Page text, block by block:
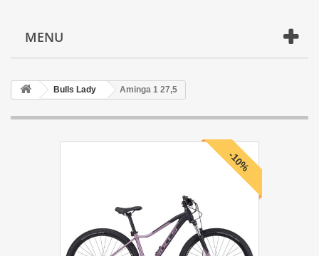
MENU
Bulls Lady Aminga 1 27,5
-10%